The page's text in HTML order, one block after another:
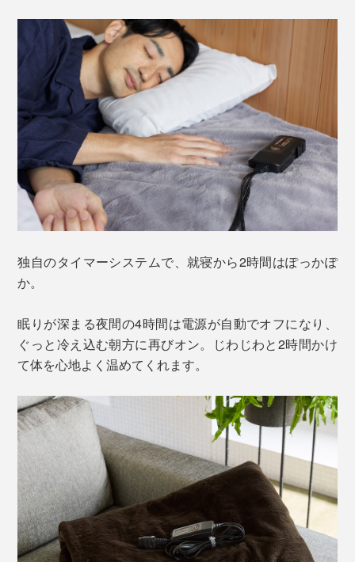
独自のタイマーシステムで、就寝から2時間はぽっかぽ
か。
眠りが深まる夜間の4時間は電源が自動でオフになり、
ぐっと冷え込む朝方に再びオン。じわじわと2時間かけ
て体を心地よく温めてくれます。